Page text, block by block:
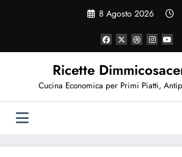
8 Agosto 2026
Ricette
Cucina Economica per Primi Piatti,